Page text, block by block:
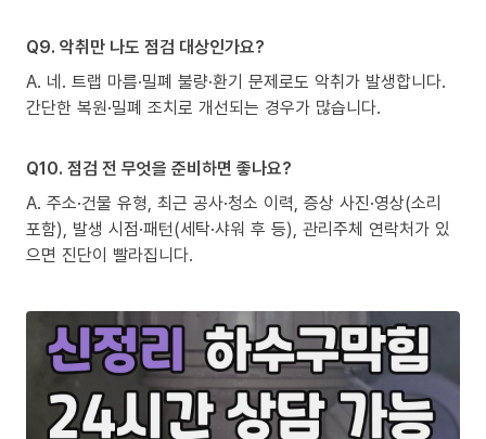
Q9. 악취만 나도 점검 대상인가요?
A. 네. 트랩 마름·밀폐 불량·환기 문제로도 악취가 발생합니다.
간단한 복원·밀폐 조치로 개선되는 경우가 많습니다.
Q10. 점검 전 무엇을 준비하면 좋나요?
A. 주소·건물 유형, 최근 공사·청소 이력, 증상 사진·영상(소리
포함), 발생 시점·패턴(세탁·샤워 후 등), 관리주체 연락처가 있
으면 진단이 빨라집니다.